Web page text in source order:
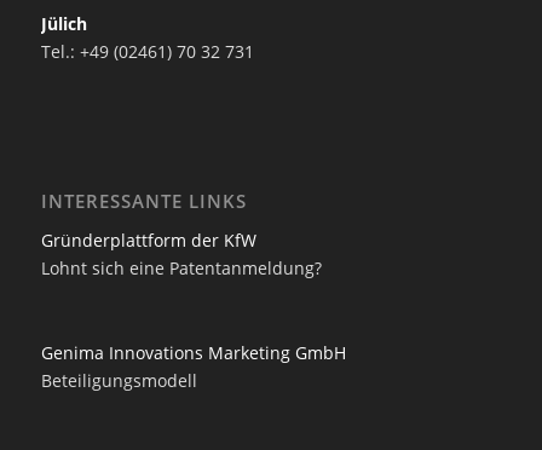
Jülich
Tel.: +49 (02461) 70 32 731
INTERESSANTE LINKS
Gründerplattform der KfW
Lohnt sich eine Patentanmeldung?
Genima Innovations Marketing GmbH
Beteiligungsmodell